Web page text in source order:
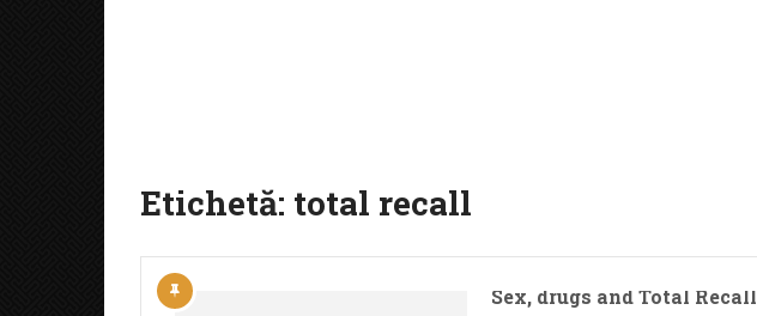
Etichetă: total recall
Sex, drugs and Total Recall